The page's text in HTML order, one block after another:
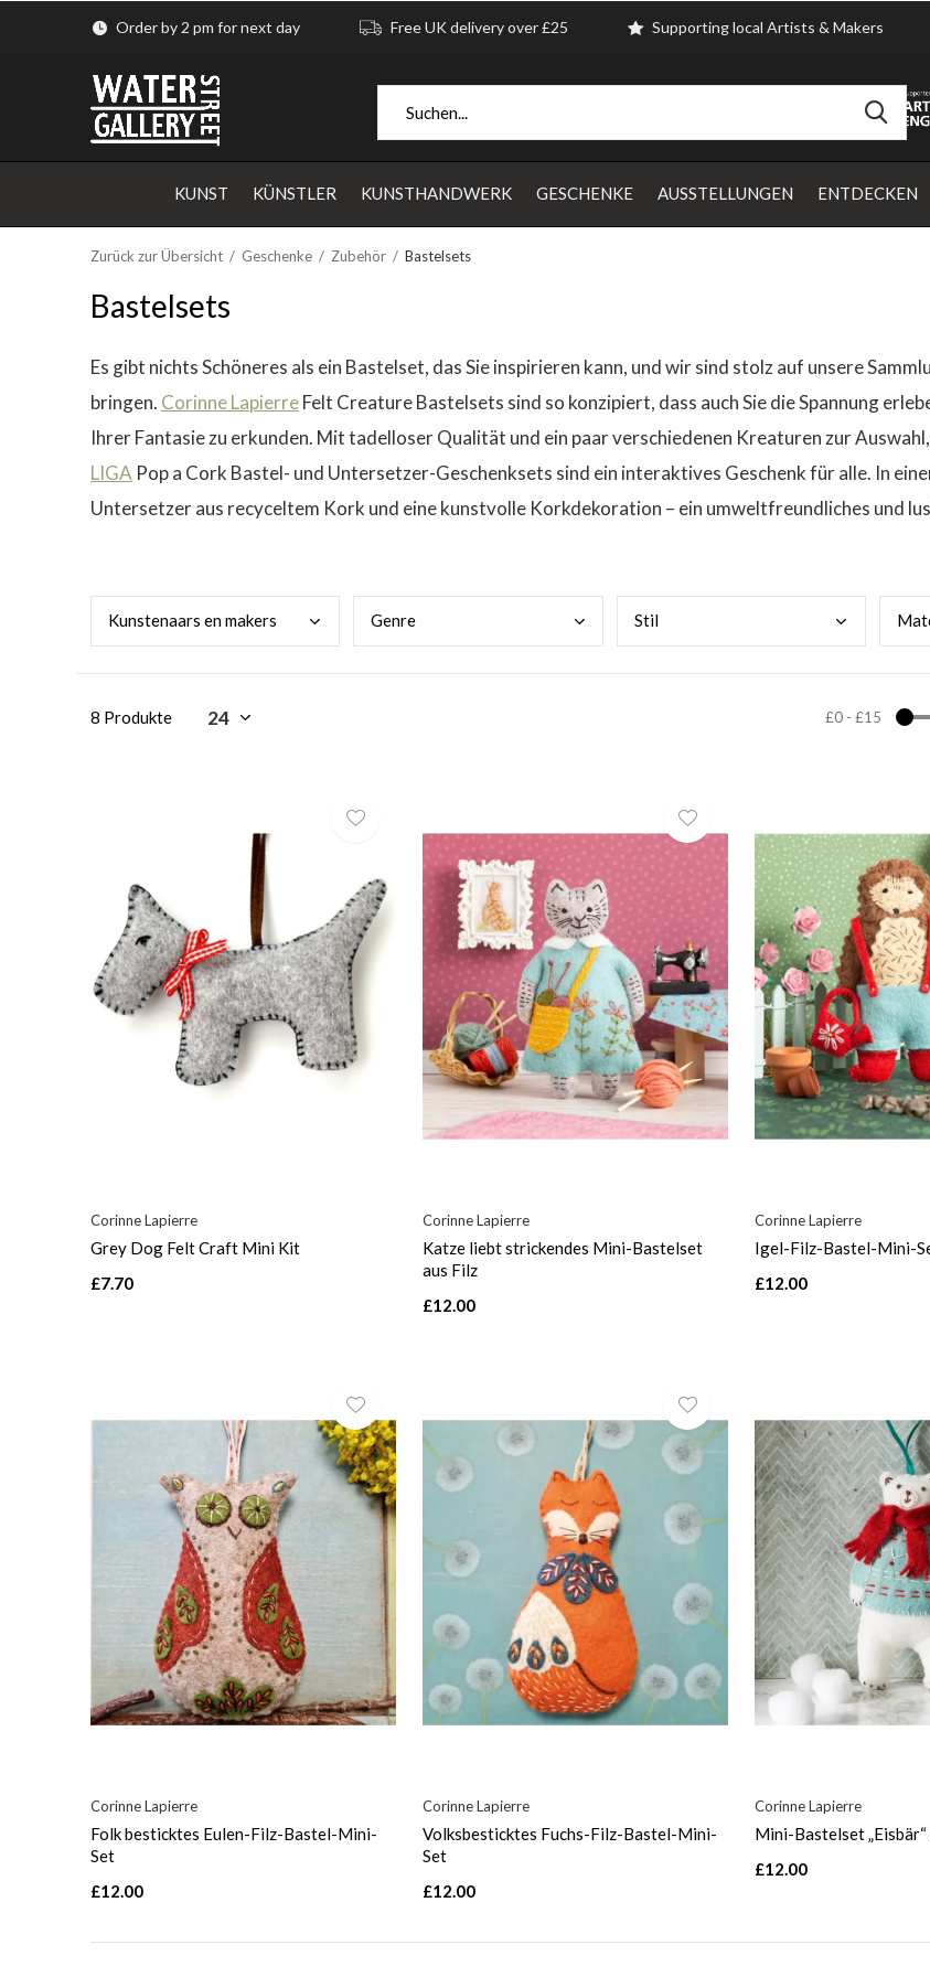
KUNST KÜNSTLER KUNSTHANDWERK GESCHENKE AUSSTELLUNGEN ENTDECKEN
Order by 2 pm for next day Free UK delivery over £25 Supporting local Artists & Makers
Zurück zur Übersicht Geschenke Zubehör Bastelsets
Bastelsets
Es gibt nichts Schöneres als ein Bastelset, das Sie inspirieren kann, und wir sind stolz auf unsere
bringen. Corinne LapierreFelt Creature Bastelsets sind so konzipiert, dass auch Sie die Spannung
Ihrer Fantasie zu erkunden. Mit tadelloser Qualität und ein paar verschiedenen Kreaturen zur
LIGA Pop a Cork Bastel- und Untersetzer-Geschenksets sind ein interaktives Geschenk für alle. In
Untersetzer aus recyceltem Kork und eine kunstvolle Korkdekoration – ein umweltfreundliches und
Kunstenaars en makers Genre Stil
8 Produkte £0- £15
Corinne Lapierre
Grey Dog Felt Craft Mini Kit
£7.70
Corinne Lapierre
Katze liebt strickendes Mini-Bastelset
aus Filz
£12.00
Corinne Lapierre
Igel-Filz-Bastel-Mini-
£12.00
Corinne Lapierre
Folk besticktes Eulen-Filz-Bastel-Mini-
Set
£12.00
Corinne Lapierre
Volksbesticktes Fuchs-Filz-Bastel-Mini-
Set
£12.00
Corinne Lapierre
Mini-Bastelset „Eisbär“
£12.00